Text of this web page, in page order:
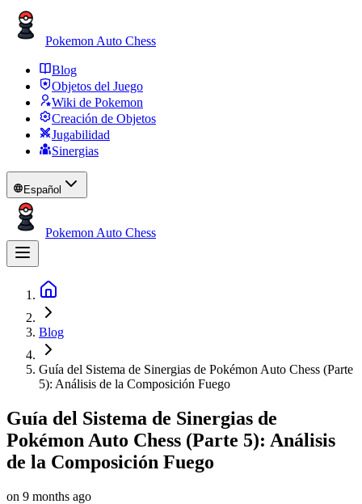
Pokemon Auto Chess
Blog
Objetos del Juego
Wiki de Pokemon
Creación de Objetos
Jugabilidad
Sinergias
Español
Pokemon Auto Chess
Blog
Guía del Sistema de Sinergias de Pokémon Auto Chess (Parte
5): Análisis de la Composición Fuego
Guía del Sistema de Sinergias de
Pokémon Auto Chess (Parte 5): Análisis
de la Composición Fuego
on 9 months ago